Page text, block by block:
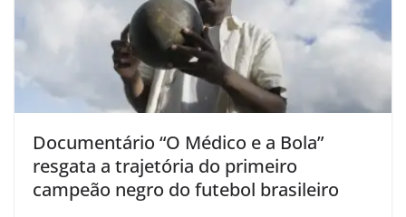
Documentário “O Médico e a Bola”
resgata a trajetória do primeiro
campeão negro do futebol brasileiro